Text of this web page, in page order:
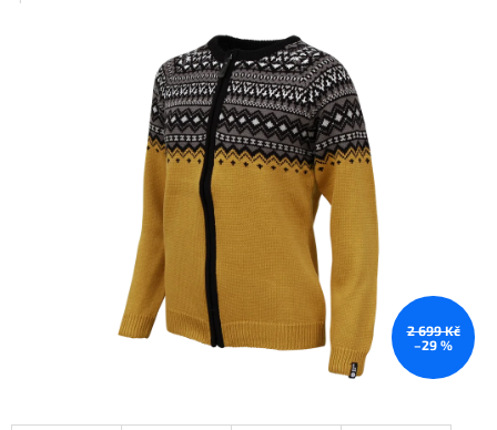
hvězdiček.
2 699 Kč
–29 %